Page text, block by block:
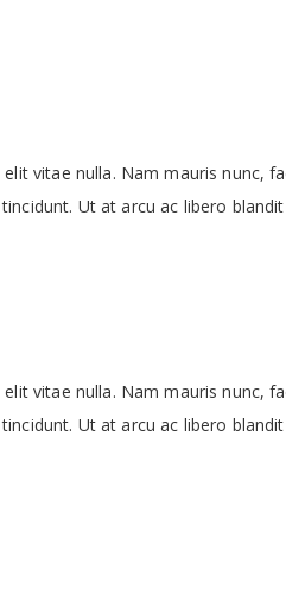
vitae nulla. Nam mauris nunc,
Ut at arcu ac libero
vitae nulla. Nam mauris nunc,
Ut at arcu ac libero